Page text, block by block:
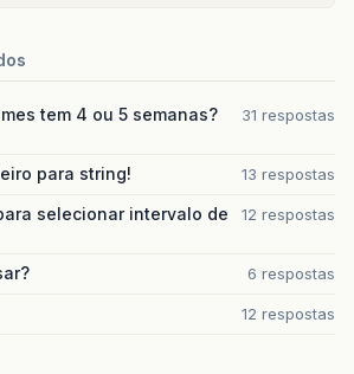
tem 4 ou 5 semanas?
31 respostas
para string! 13 respostas
selecionar intervalo de
12 respostas
6 respostas
12 respostas